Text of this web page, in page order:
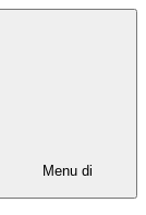
Menu di